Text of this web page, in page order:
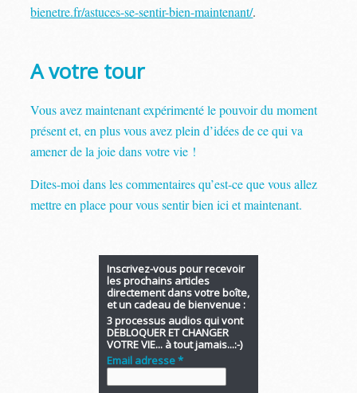
bienetre.fr/astuces-se-sentir-bien-maintenant/.
A votre tour
Vous avez maintenant expérimenté le pouvoir du moment
présent et, en plus vous avez plein d’idées de ce qui va
amener de la joie dans votre vie !
Dites-moi dans les commentaires qu’est-ce que vous allez
mettre en place pour vous sentir bien ici et maintenant.
Inscrivez-vous pour recevoir
les prochains articles
directement dans votre boîte,
et un cadeau de bienvenue :
3 processus audios qui vont
DEBLOQUER ET CHANGER
VOTRE VIE... à tout jamais...:-)
Email adresse *